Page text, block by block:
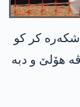
كر كو
هۆلێ و دبه‌